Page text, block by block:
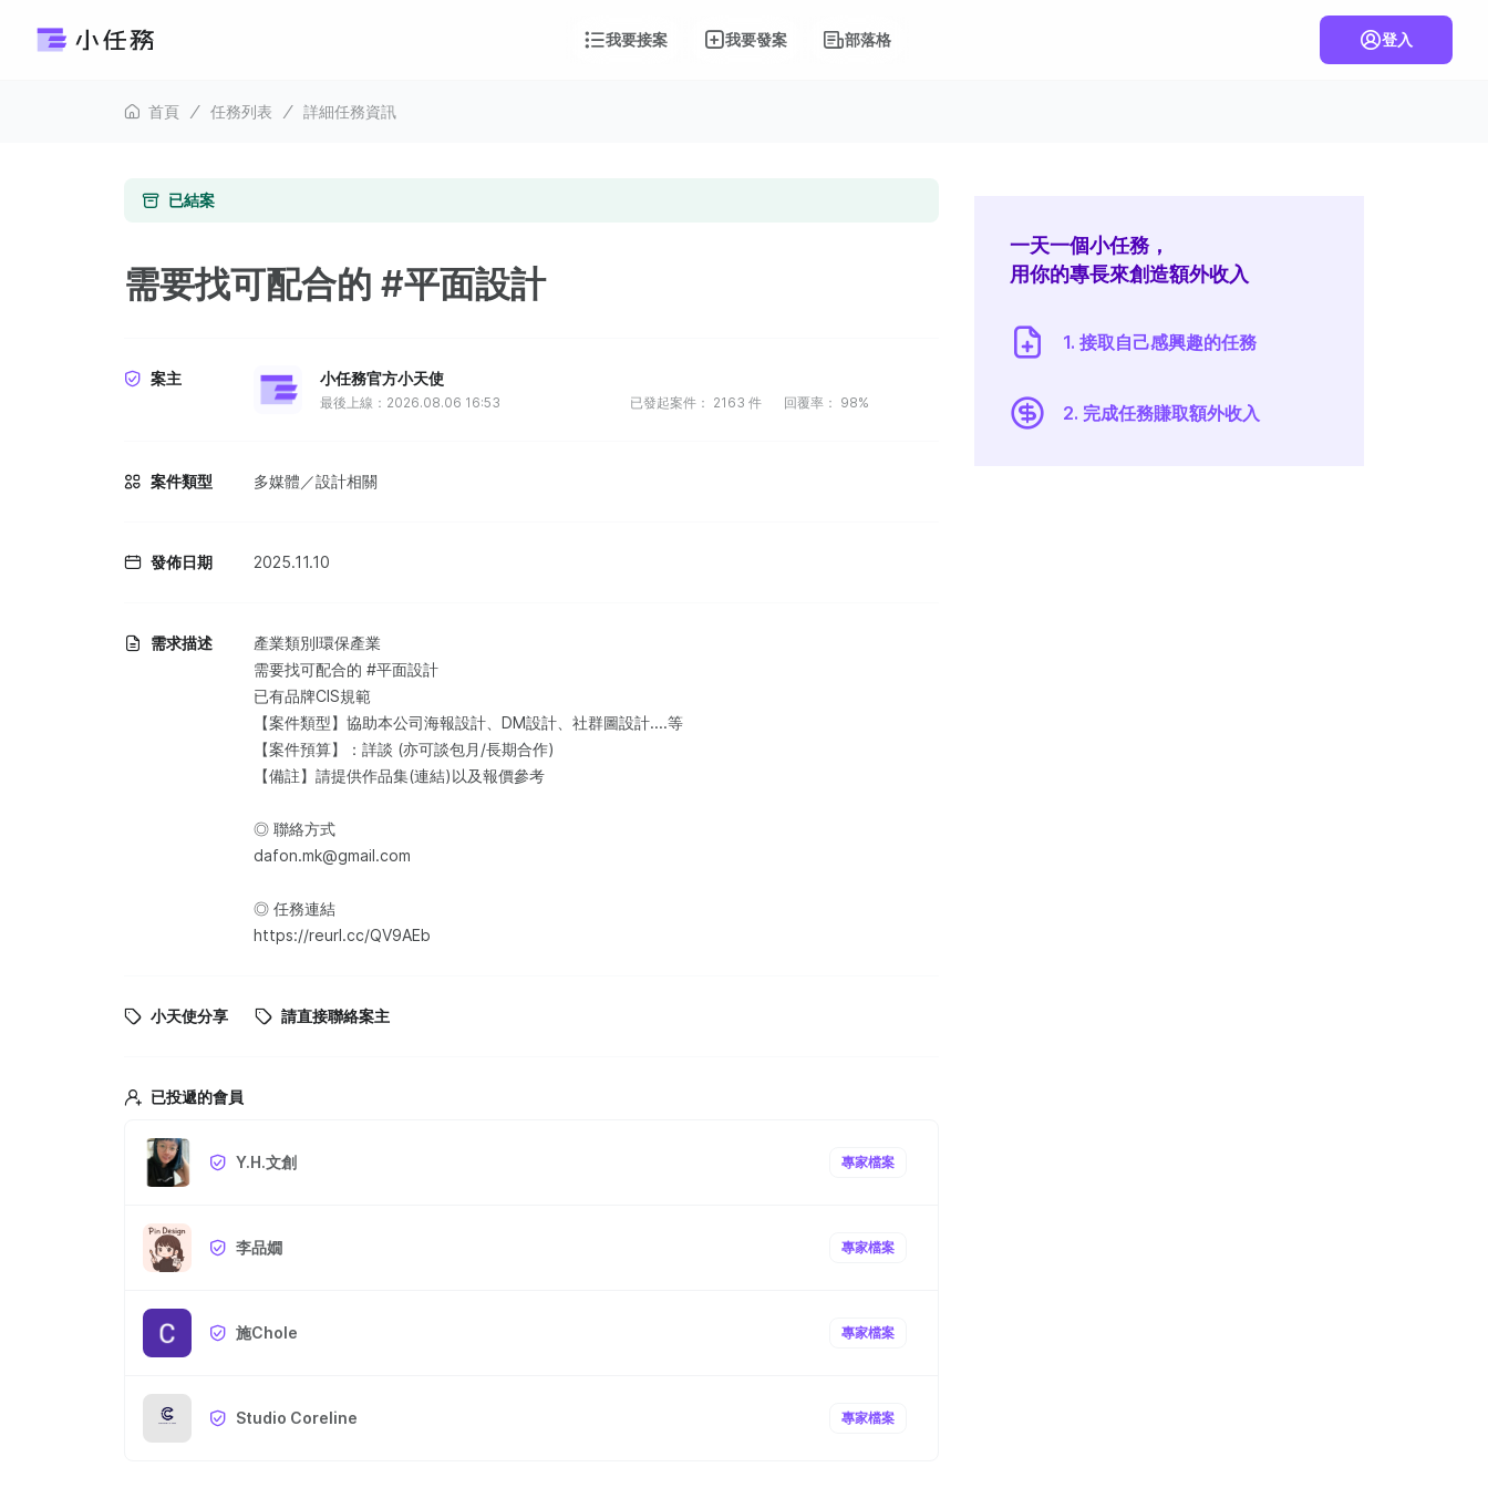
我要接案 我要發案 部落格 登入
首頁 任務列表 詳細任務資訊
已結案
需要找可配合的 #平面設計
案主 小任務官方小天使
最後上線：2026.08.06 16:53 已發起案件： 2163 件 回覆率： 98%
案件類型 多媒體／設計相關
發佈日期 2025.11.10
需求描述
產業類別l環保產業
需要找可配合的 #平面設計
已有品牌CIS規範
【案件類型】協助本公司海報設計、DM設計、社群圖設計....等
【案件預算】：詳談 (亦可談包月/長期合作)
【備註】請提供作品集(連結)以及報價參考
◎ 聯絡方式
dafon.mk@gmail.com
◎ 任務連結
https://reurl.cc/QV9AEb
小天使分享 請直接聯絡案主
已投遞的會員
Y.H.文創 專家檔案
李品嫺 專家檔案
施Chole 專家檔案
Studio Coreline 專家檔案
一天一個小任務，
用你的專長來創造額外收入
1. 接取自己感興趣的任務
2. 完成任務賺取額外收入